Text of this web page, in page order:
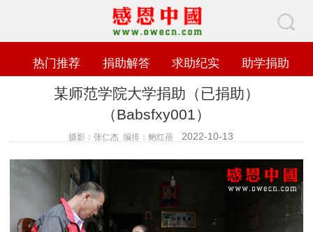
热门推荐 捐助解答 求助纪实 助学捐助
某师范学院大学捐助（已捐助）
（Babsfxy001）
摄影：张仁杰 编排：鲍红蓓 2022-10-13